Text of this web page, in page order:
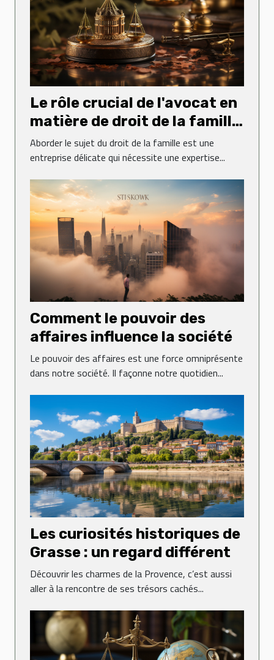
Le rôle crucial de l'avocat en
matière de droit de la famille
: une perspective de l'étude
d'avocats Poitout
Aborder le sujet du droit de la famille est une
entreprise délicate qui nécessite une expertise...
Comment le pouvoir des
affaires influence la société
Le pouvoir des affaires est une force omniprésente
dans notre société. Il façonne notre quotidien...
Les curiosités historiques de
Grasse : un regard différent
Découvrir les charmes de la Provence, c’est aussi
aller à la rencontre de ses trésors cachés...